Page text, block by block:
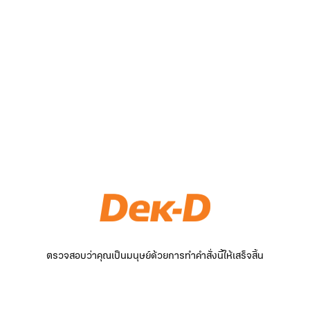
ตรวจสอบว่าคุณเป็นมนุษย์ด้วยการทำคำสั่งนี้ให้เสร็จสิ้น